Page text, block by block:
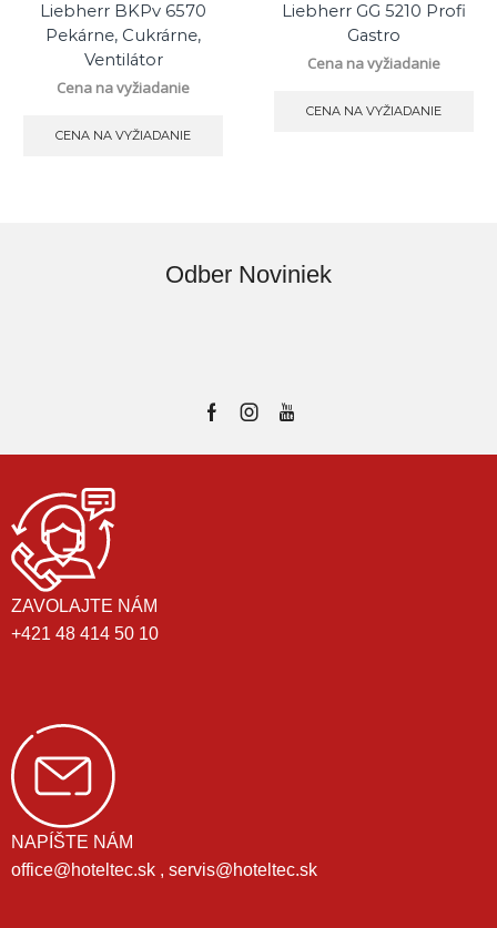
Liebherr BKPv 6570
Pekárne, Cukrárne,
Ventilátor
Cena na vyžiadanie
CENA NA VYŽIADANIE
Liebherr GG 5210 Profi
Gastro
Cena na vyžiadanie
CENA NA VYŽIADANIE
Odber Noviniek
ZAVOLAJTE NÁM
+421 48 414 50 10
NAPÍŠTE NÁM
office@hoteltec.sk , servis@hoteltec.sk